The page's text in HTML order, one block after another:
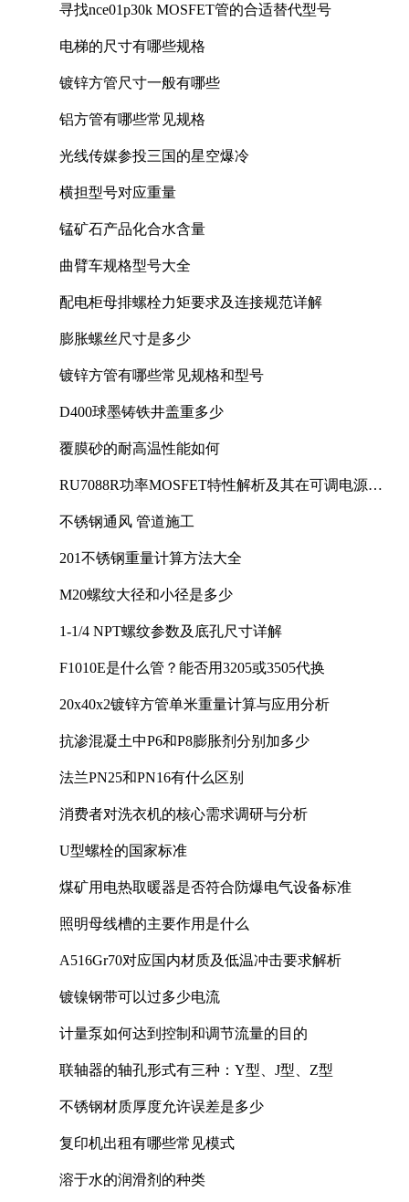
寻找nce01p30k MOSFET管的合适替代型号
电梯的尺寸有哪些规格
镀锌方管尺寸一般有哪些
铝方管有哪些常见规格
光线传媒参投三国的星空爆冷
横担型号对应重量
锰矿石产品化合水含量
曲臂车规格型号大全
配电柜母排螺栓力矩要求及连接规范详解
膨胀螺丝尺寸是多少
镀锌方管有哪些常见规格和型号
D400球墨铸铁井盖重多少
覆膜砂的耐高温性能如何
RU7088R功率MOSFET特性解析及其在可调电源设
不锈钢通风 管道施工
201不锈钢重量计算方法大全
M20螺纹大径和小径是多少
1-1/4 NPT螺纹参数及底孔尺寸详解
F1010E是什么管？能否用3205或3505代换
20x40x2镀锌方管单米重量计算与应用分析
抗渗混凝土中P6和P8膨胀剂分别加多少
法兰PN25和PN16有什么区别
消费者对洗衣机的核心需求调研与分析
U型螺栓的国家标准
煤矿用电热取暖器是否符合防爆电气设备标准
照明母线槽的主要作用是什么
A516Gr70对应国内材质及低温冲击要求解析
镀镍钢带可以过多少电流
计量泵如何达到控制和调节流量的目的
联轴器的轴孔形式有三种：Y型、J型、Z型
不锈钢材质厚度允许误差是多少
复印机出租有哪些常见模式
溶于水的润滑剂的种类